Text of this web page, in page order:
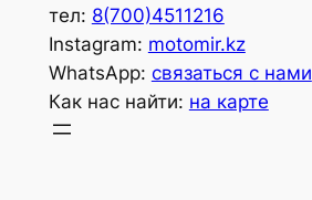
тел: 8(700)4511216
Instagram: motomir.kz
WhatsApp: связаться с нами
Как нас найти: на карте